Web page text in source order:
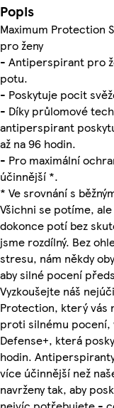
Popis
Maximum Protection
pro ženy
- Antiperspirant pro
potu.
- Poskytuje pocit
- Díky průlomové
antiperspirant
až na 96 hodin.
- Pro maximální
účinnější *.
* Ve srovnání s
Všichni se potíme,
dokonce potí bez
jsme rozdílný. Bez
stresu, nám někdy
aby silné pocení
Vyzkoušejte náš
Protection, který vás
proti silnému pocení,
Defense+, která
hodin.
více účinnější než
navrženy tak, aby